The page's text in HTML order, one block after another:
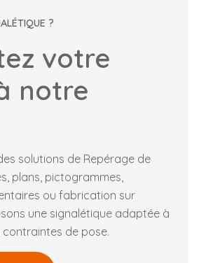
?
votre
notre
solutions de Repérage de
plans, pictogrammes,
ou fabrication sur
une signalétique adaptée à
de pose.